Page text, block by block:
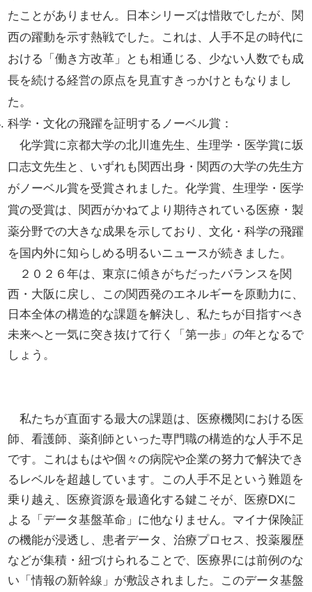
たことがありません。日本シリーズは惜敗でしたが、関
西の躍動を示す熱戦でした。これは、人手不足の時代に
おける「働き方改革」とも相通じる、少ない人数でも成
長を続ける経営の原点を見直すきっかけともなりまし
た。
科学・文化の飛躍を証明するノーベル賞：
化学賞に京都大学の北川進先生、生理学・医学賞に坂
口志文先生と、いずれも関西出身・関西の大学の先生方
がノーベル賞を受賞されました。化学賞、生理学・医学
賞の受賞は、関西がかねてより期待されている医療・製
薬分野での大きな成果を示しており、文化・科学の飛躍
を国内外に知らしめる明るいニュースが続きました。
２０２６年は、東京に傾きがちだったバランスを関
西・大阪に戻し、この関西発のエネルギーを原動力に、
日本全体の構造的な課題を解決し、私たちが目指すべき
未来へと一気に突き抜けて行く「第一歩」の年となるで
しょう。
私たちが直面する最大の課題は、医療機関における医
師、看護師、薬剤師といった専門職の構造的な人手不足
です。これはもはや個々の病院や企業の努力で解決でき
るレベルを超越しています。この人手不足という難題を
乗り越え、医療資源を最適化する鍵こそが、医療DXに
よる「データ基盤革命」に他なりません。マイナ保険証
の機能が浸透し、患者データ、治療プロセス、投薬履歴
などが集積・紐づけられることで、医療界には前例のな
い「情報の新幹線」が敷設されました。このデータ基盤